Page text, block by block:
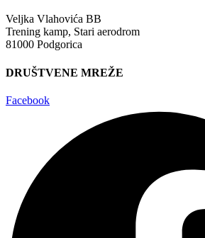
Veljka Vlahovića BB
Trening kamp, Stari aerodrom
81000 Podgorica
DRUŠTVENE MREŽE
Facebook